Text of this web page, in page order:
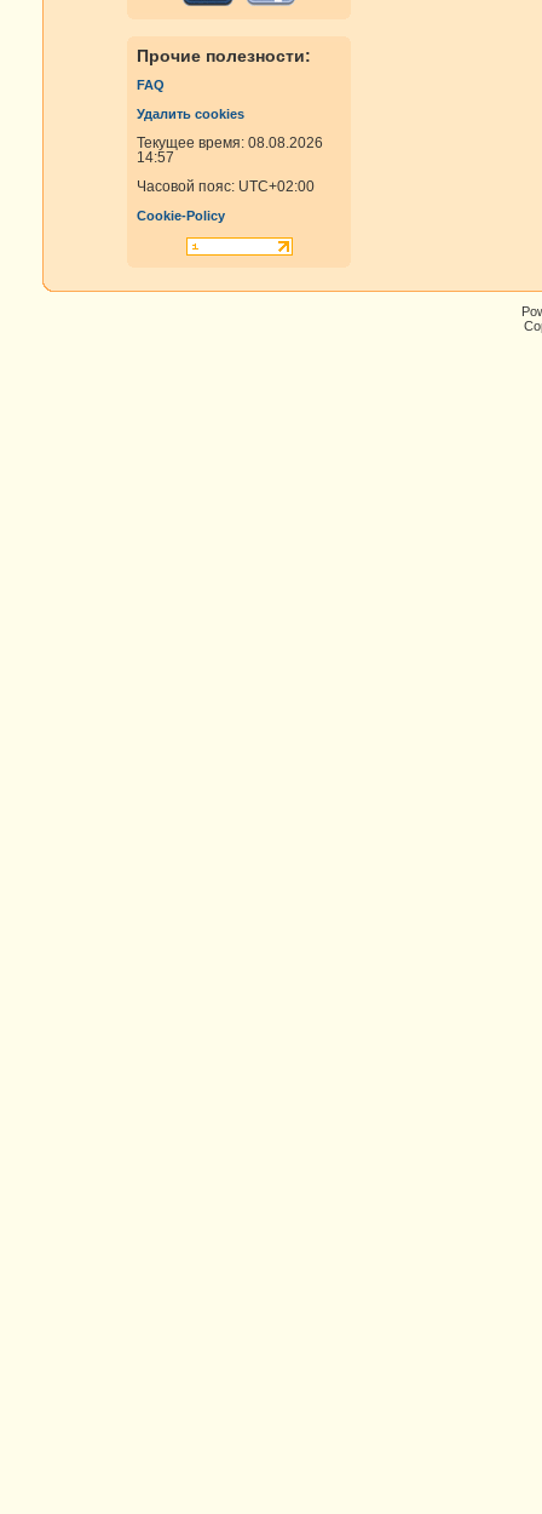
Прочие полезности:
FAQ
Удалить cookies
Текущее время: 08.08.2026
14:57
Часовой пояс: UTC+02:00
Cookie-Policy